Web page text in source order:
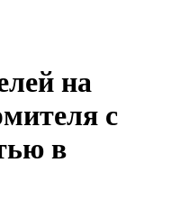
на
с
в